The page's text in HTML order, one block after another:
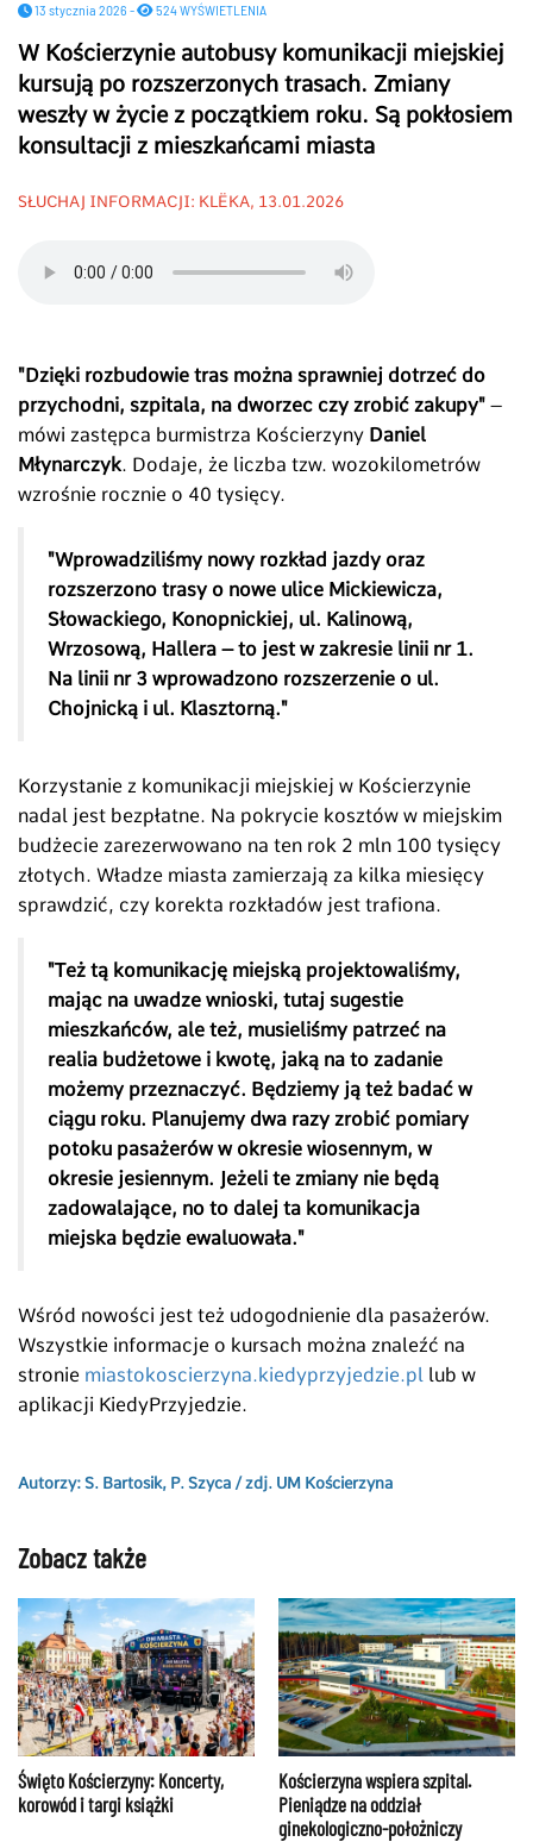
13 stycznia 2026 - 524 WYŚWIETLENIA
W Kościerzynie autobusy komunikacji miejskiej
kursują po rozszerzonych trasach. Zmiany
weszły w życie z początkiem roku. Są pokłosiem
konsultacji z mieszkańcami miasta
SŁUCHAJ INFORMACJI: KLËKA, 13.01.2026
"Dzięki rozbudowie tras można sprawniej dotrzeć do
przychodni, szpitala, na dworzec czy zrobić zakupy" –
mówi zastępca burmistrza Kościerzyny Daniel
Młynarczyk. Dodaje, że liczba tzw. wozokilometrów
wzrośnie rocznie o 40 tysięcy.
"Wprowadziliśmy nowy rozkład jazdy oraz
rozszerzono trasy o nowe ulice Mickiewicza,
Słowackiego, Konopnickiej, ul. Kalinową,
Wrzosową, Hallera – to jest w zakresie linii nr 1.
Na linii nr 3 wprowadzono rozszerzenie o ul.
Chojnicką i ul. Klasztorną."
Korzystanie z komunikacji miejskiej w Kościerzynie
nadal jest bezpłatne. Na pokrycie kosztów w miejskim
budżecie zarezerwowano na ten rok 2 mln 100 tysięcy
złotych. Władze miasta zamierzają za kilka miesięcy
sprawdzić, czy korekta rozkładów jest trafiona.
"Też tą komunikację miejską projektowaliśmy,
mając na uwadze wnioski, tutaj sugestie
mieszkańców, ale też, musieliśmy patrzeć na
realia budżetowe i kwotę, jaką na to zadanie
możemy przeznaczyć. Będziemy ją też badać w
ciągu roku. Planujemy dwa razy zrobić pomiary
potoku pasażerów w okresie wiosennym, w
okresie jesiennym. Jeżeli te zmiany nie będą
zadowalające, no to dalej ta komunikacja
miejska będzie ewaluowała."
Wśród nowości jest też udogodnienie dla pasażerów.
Wszystkie informacje o kursach można znaleźć na
stronie miastokoscierzyna.kiedyprzyjedzie.pl lub w
aplikacji KiedyPrzyjedzie.
Autorzy: S. Bartosik, P. Szyca /zdj. UM Kościerzyna
Zobacz także
Święto Kościerzyny: Koncerty,
korowód i targi książki
Kościerzyna wspiera szpital.
Pieniądze na oddział
ginekologiczno-położniczy